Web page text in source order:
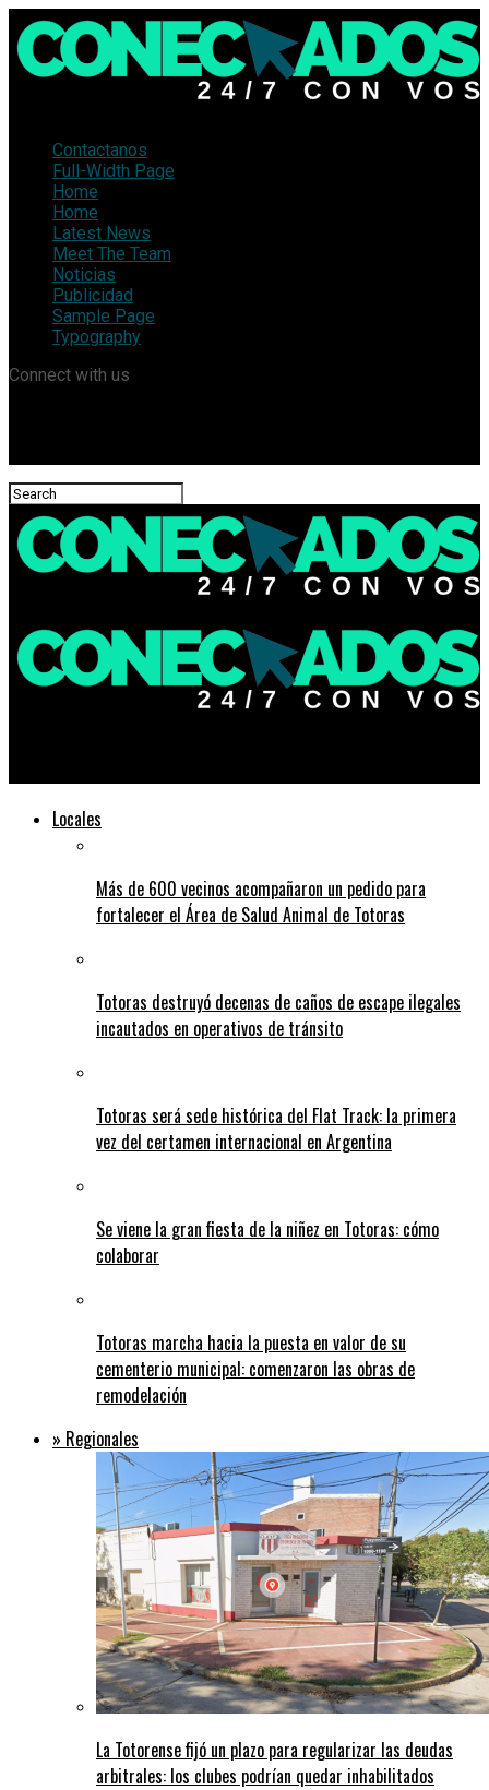
Contactanos
Full-Width Page
Home
Home
Latest News
Meet The Team
Noticias
Publicidad
Sample Page
Typography
Connect with us
Locales
Más de 600 vecinos acompañaron un pedido para
fortalecer el Área de Salud Animal de Totoras
Totoras destruyó decenas de caños de escape ilegales
incautados en operativos de tránsito
Totoras será sede histórica del Flat Track: la primera
vez del certamen internacional en Argentina
Se viene la gran fiesta de la niñez en Totoras: cómo
colaborar
Totoras marcha hacia la puesta en valor de su
cementerio municipal: comenzaron las obras de
remodelación
» Regionales
La Totorense fijó un plazo para regularizar las deudas
arbitrales: los clubes podrían quedar inhabilitados